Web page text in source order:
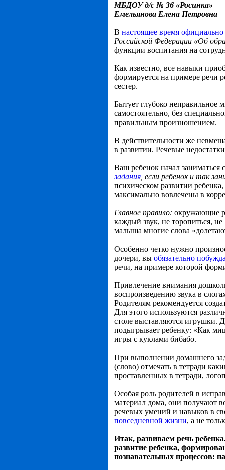
МБДОУ д/с № 36 «Росинка»
Емельянова Елена Петровна
В настоящее время
Российской Федерации «Об
функции воспитания на
Как известно, все навыки
формируется на примере речи
сестер.
Бытует глубоко неправильное
самостоятельно, без
правильным произношением.
В действительности же
в развитии. Речевые
Ваш ребенок начал
задания , если ребенок и так
психическом развитии
максимально вовлечены в
Главное правило: окружающие
каждый звук, не торопиться, не
малыша многие слова
Особенно четко нужно
дочери, вы обязательно
речи, на примере которой
Привлечение внимания
воспроизведению звука в
Родителям рекомендуется
Для этого используются
столе выставляются игрушки.
подыгрывает ребенку: «Как
игры с куклами бибабо.
При выполнении домашнего
(слово) отмечать в тетради
проставленных в тетради,
Особая роль родителей в
материал дома, они получают
речевых умений и навыков в
повседневной жизни, а не
Итак, развиваем речь
развитие ребенка,
познавательных процессов: